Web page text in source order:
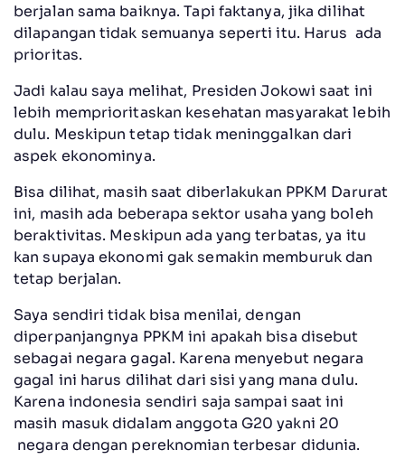
berjalan sama baiknya. Tapi faktanya, jika dilihat
dilapangan tidak semuanya seperti itu. Harus ada
prioritas.
Jadi kalau saya melihat, Presiden Jokowi saat ini
lebih memprioritaskan kesehatan masyarakat lebih
dulu. Meskipun tetap tidak meninggalkan dari
aspek ekonominya.
Bisa dilihat, masih saat diberlakukan PPKM Darurat
ini, masih ada beberapa sektor usaha yang boleh
beraktivitas. Meskipun ada yang terbatas, ya itu
kan supaya ekonomi gak semakin memburuk dan
tetap berjalan.
Saya sendiri tidak bisa menilai, dengan
diperpanjangnya PPKM ini apakah bisa disebut
sebagai negara gagal. Karena menyebut negara
gagal ini harus dilihat dari sisi yang mana dulu.
Karena indonesia sendiri saja sampai saat ini
masih masuk didalam anggota G20 yakni 20
negara dengan pereknomian terbesar didunia.